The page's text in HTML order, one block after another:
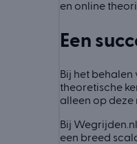
en online
Een
Bij het
theoretische
alleen op deze
Bij
een breed